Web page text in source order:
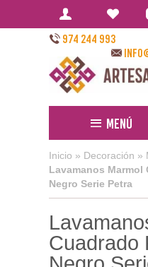
974 244 993
Menú
Inicio » Decoración »
Lavamanos
Negro Serie Petra
Cuadrado